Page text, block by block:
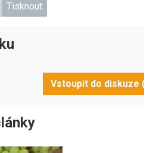
Tisknout
Vstoupit do diskuze